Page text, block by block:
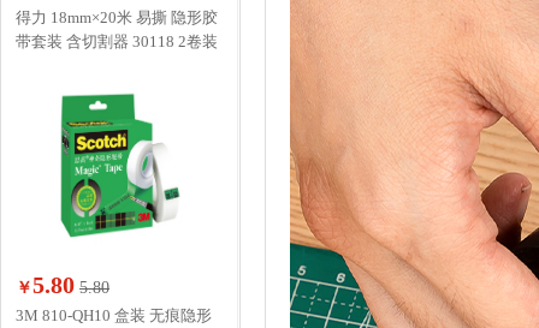
得力 18mm×20米 易撕 隐形胶
带套装 含切割器 30118 2卷装
￥5.80 5.80
3M 810-QH10 盒装 无痕隐形